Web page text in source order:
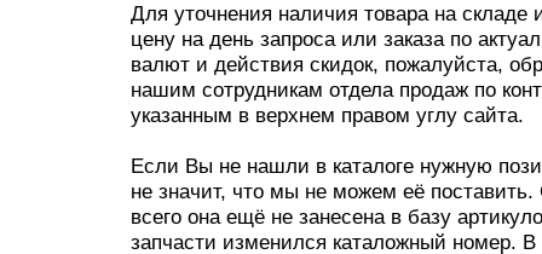
Для уточнения наличия товара на складе
цену на день запроса или заказа по
валют и действия скидок, пожалуйста,
нашим сотрудникам отдела продаж по
указанным в верхнем правом углу сайта.
Если Вы не нашли в каталоге нужную
не значит, что мы не можем её поставить.
всего она ещё не занесена в базу
запчасти изменился каталожный номер.